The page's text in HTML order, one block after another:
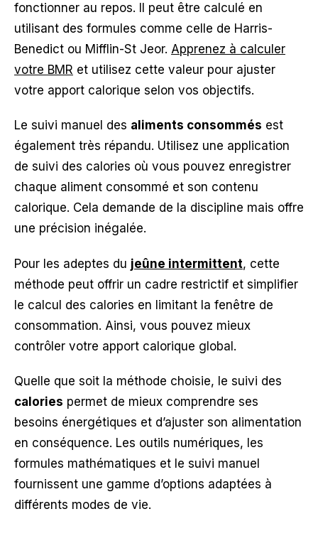
fonctionner au repos. Il peut être calculé en
utilisant des formules comme celle de Harris-
Benedict ou Mifflin-St Jeor. Apprenez à calculer
votre BMR et utilisez cette valeur pour ajuster
votre apport calorique selon vos objectifs.
Le suivi manuel des aliments consommés est
également très répandu. Utilisez une application
de suivi des calories où vous pouvez enregistrer
chaque aliment consommé et son contenu
calorique. Cela demande de la discipline mais offre
une précision inégalée.
Pour les adeptes du jeûne intermittent, cette
méthode peut offrir un cadre restrictif et simplifier
le calcul des calories en limitant la fenêtre de
consommation. Ainsi, vous pouvez mieux
contrôler votre apport calorique global.
Quelle que soit la méthode choisie, le suivi des
calories permet de mieux comprendre ses
besoins énergétiques et d’ajuster son alimentation
en conséquence. Les outils numériques, les
formules mathématiques et le suivi manuel
fournissent une gamme d’options adaptées à
différents modes de vie.